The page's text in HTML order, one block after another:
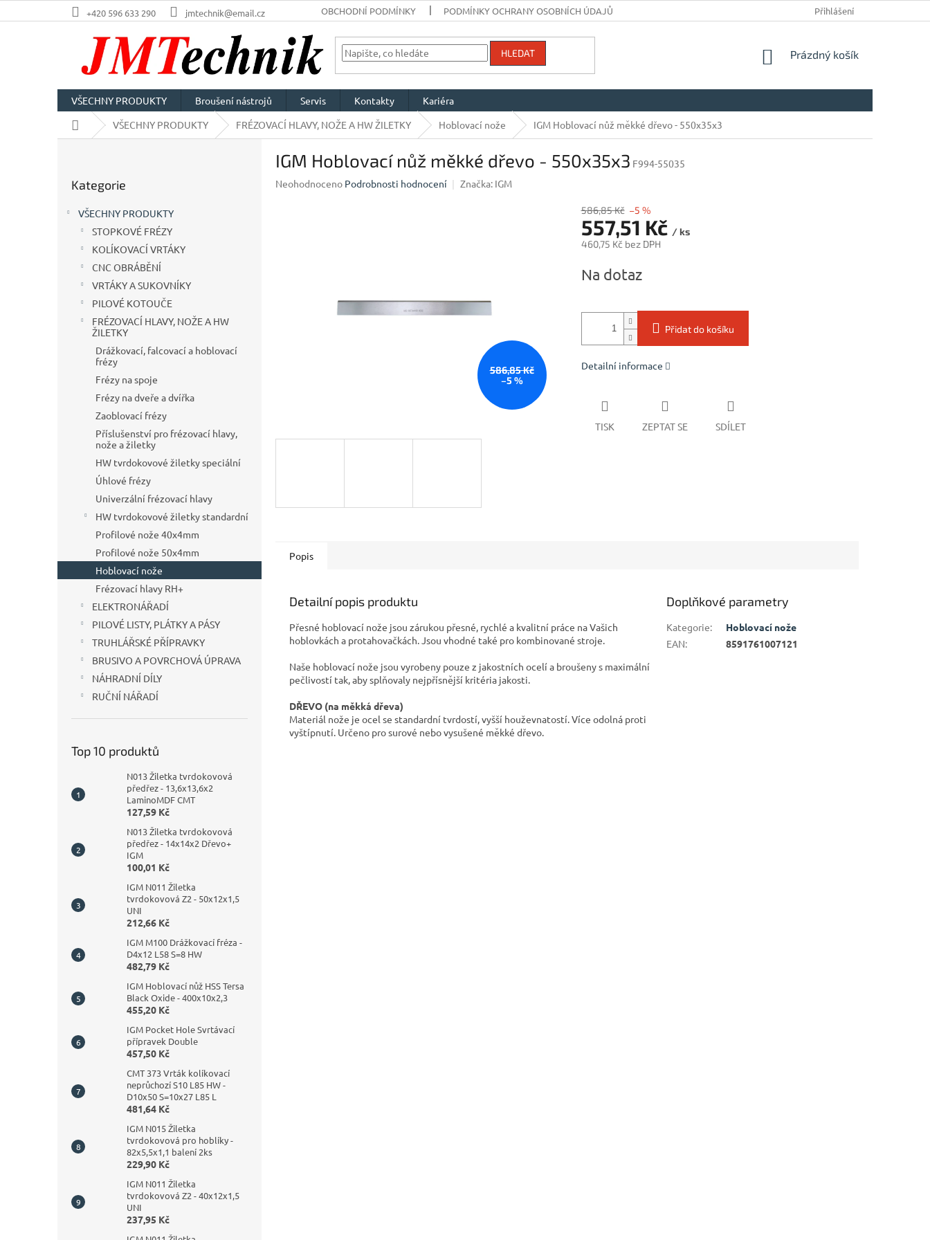
na
+420 596 633 290 jmtechnik@email.cz OBCHODNÍ PODMÍNKY PODMÍNKY OCHRANY OSOBNÍCH ÚDAJŮ Přihlášení
HLEDAT
NÁKUPNÍ
Prázdný košík
VŠECHNY PRODUKTY Broušení nástrojů Servis Kontakty
Kariéra
Domů VŠECHNY PRODUKTY FRÉZOVACÍ HLAVY, NOŽE A HW ŽILETKY Hoblovací nože IGM Hoblovací nůž měkké dřevo - 550x35x3
kategorie
Kategorie
VŠECHNY PRODUKTY
STOPKOVÉ FRÉZY
KOLÍKOVACÍ VRTÁKY
CNC OBRÁBĚNÍ
VRTÁKY A SUKOVNÍKY
PILOVÉ KOTOUČE
FRÉZOVACÍ HLAVY, NOŽE A HW
ŽILETKY
Drážkovací, falcovací a hoblovací
frézy
Frézy na spoje
Frézy na dveře a dvířka
Zaoblovací frézy
Příslušenství pro frézovací hlavy,
nože a žiletky
HW tvrdokovové žiletky speciální
Úhlové frézy
Univerzální frézovací hlavy
HW tvrdokovové žiletky standardní
Profilové nože 40x4mm
Profilové nože 50x4mm
Hoblovací nože
Frézovací hlavy RH+
ELEKTRONÁŘADÍ
PILOVÉ LISTY, PLÁTKY A PÁSY
TRUHLÁŘSKÉ PŘÍPRAVKY
BRUSIVO A POVRCHOVÁ ÚPRAVA
NÁHRADNÍ DÍLY
RUČNÍ NÁŘADÍ
Top 10 produktů
N013 Žiletka tvrdokovová
předřez - 13,6x13,6x2
LaminoMDF CMT
127,59 Kč
N013 Žiletka tvrdokovová
předřez - 14x14x2 Dřevo+
IGM
100,01 Kč
IGM N011 Žiletka
tvrdokovová Z2 - 50x12x1,5
UNI
212,66 Kč
IGM M100 Drážkovací fréza -
D4x12 L58 S=8 HW
482,79 Kč
IGM Hoblovací nůž HSS Tersa
Black Oxide - 400x10x2,3
455,20 Kč
IGM Pocket Hole Svrtávací
přípravek Double
457,50 Kč
CMT 373 Vrták kolíkovací
neprůchozí S10 L85 HW -
D10x50 S=10x27 L85 L
481,64 Kč
IGM N015 Žiletka
tvrdokovová pro hoblíky -
82x5,5x1,1 balení 2ks
229,90 Kč
IGM N011 Žiletka
tvrdokovová Z2 - 40x12x1,5
UNI
237,95 Kč
IGM Hoblovací nůž měkké dřevo - 550x35x3 F994-55035
Průměrné
Neohodnoceno Podrobnosti hodnocení Značka: IGM
586,85 Kč
–5 %
586,85 Kč –5 %
557,51 Kč / ks
460,75 Kč bez DPH
cena:
Na dotaz
Přidat do košíku
Detailní informace
TISK ZEPTAT SE SDÍLET
Popis
Detailní popis produktu
Přesné hoblovací nože jsou zárukou přesné, rychlé a kvalitní práce na Vašich
hoblovkách a protahovačkách. Jsou vhodné také pro kombinované stroje.
Naše hoblovací nože jsou vyrobeny pouze z jakostních ocelí a broušeny s maximální
pečlivostí tak, aby splňovaly nejpřísnější kritéria jakosti.
DŘEVO (na měkká dřeva)
Materiál nože je ocel se standardní tvrdostí, vyšší houževnatostí. Více odolná proti
vyštípnutí. Určeno pro surové nebo vysušené měkké dřevo.
Doplňkové parametry
Kategorie:
Hoblovací nože
EAN: 8591761007121